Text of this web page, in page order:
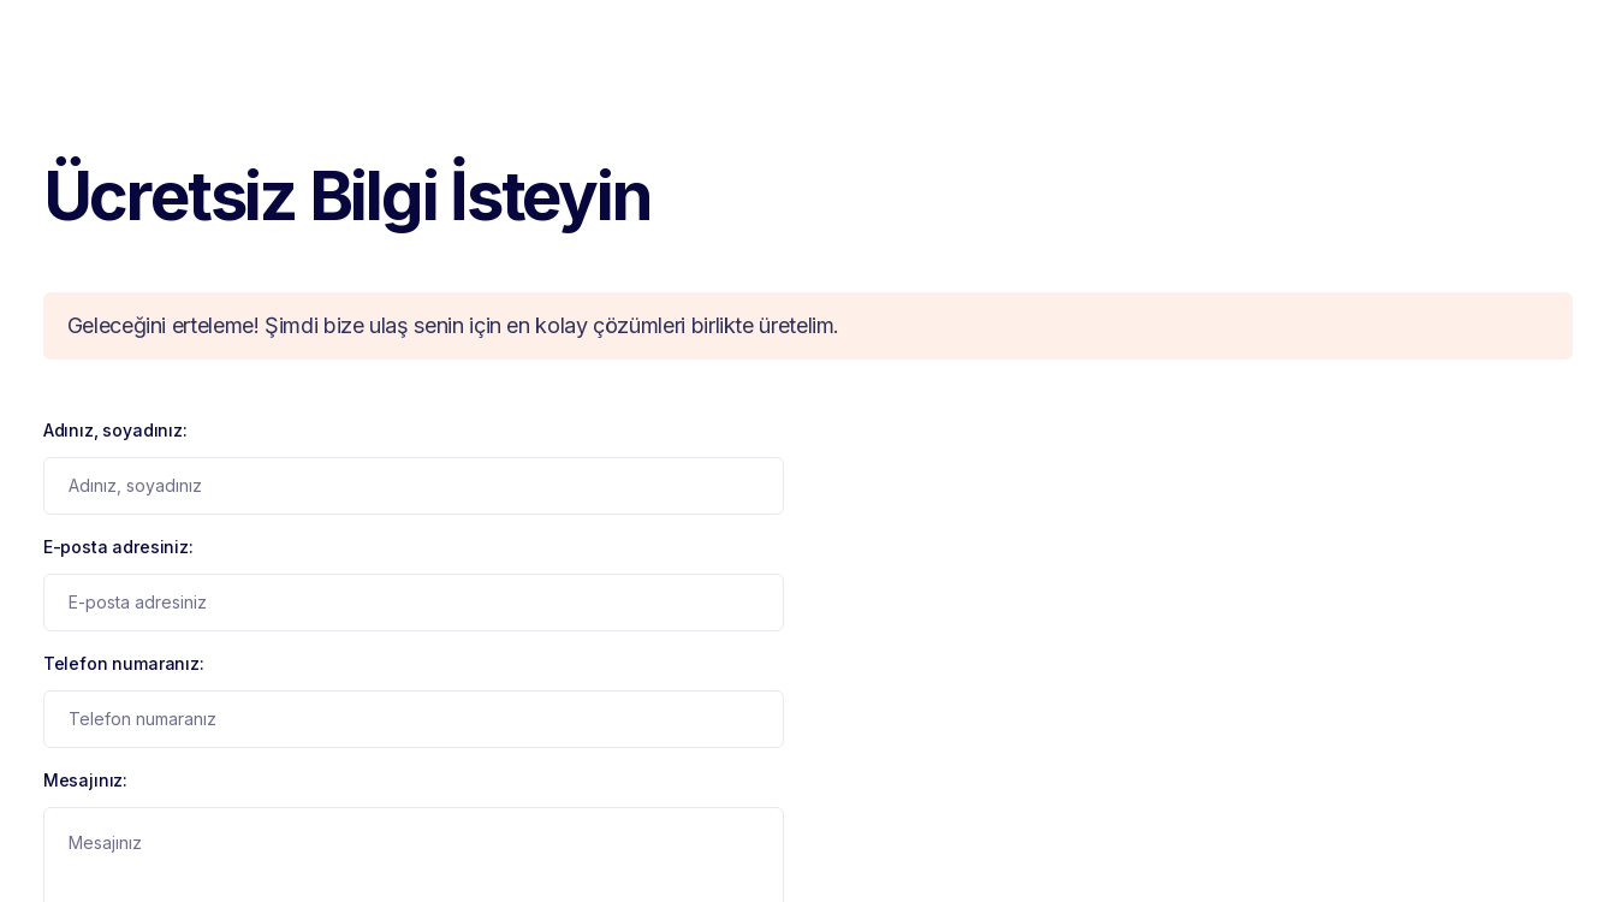
Ücretsiz Bilgi İsteyin
Geleceğini erteleme! Şimdi bize ulaş senin için en kolay çözümleri birlikte üretelim.
Adınız, soyadınız:
E-posta adresiniz:
Telefon numaranız:
Mesajınız: